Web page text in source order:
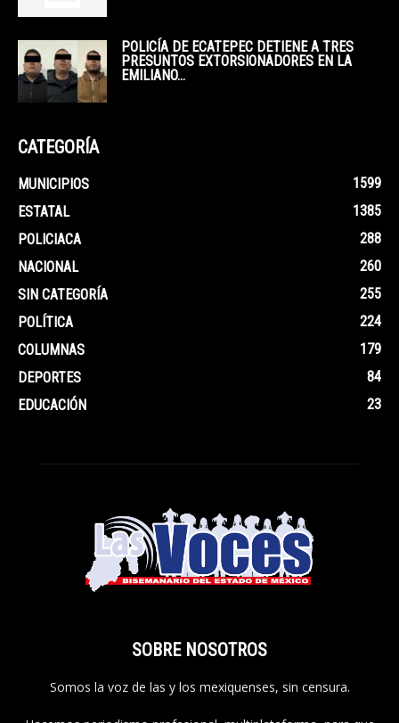
POLICÍA DE ECATEPEC DETIENE A TRES
PRESUNTOS EXTORSIONADORES EN LA
EMILIANO...
CATEGORÍA
MUNICIPIOS
1599
ESTATAL
1385
POLICIACA
288
NACIONAL
260
SIN CATEGORÍA
255
POLÍTICA
224
COLUMNAS
179
DEPORTES
84
EDUCACIÓN
23
SOBRE NOSOTROS
Somos la voz de las y los mexiquenses, sin censura.